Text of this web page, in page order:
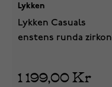
Lykken
Lykken Casuals
enstens runda zirkon
1 199,00 Kr